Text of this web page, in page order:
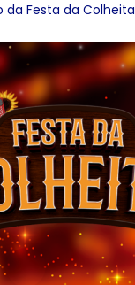
da Festa da Colheita